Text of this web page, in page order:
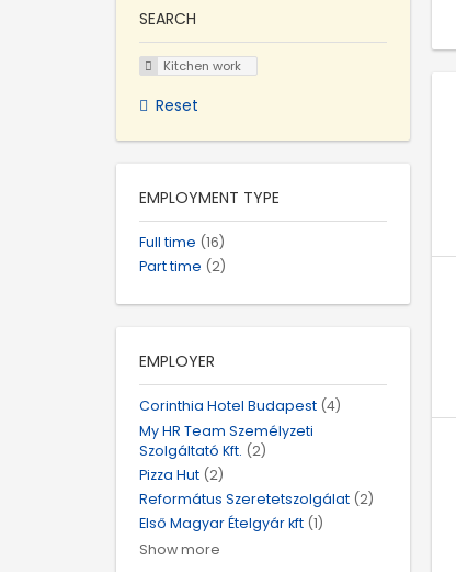
SEARCH
Kitchen work
Reset
EMPLOYMENT TYPE
Full time (16)
Part time (2)
EMPLOYER
Corinthia Hotel Budapest (4)
My HR Team Személyzeti
Szolgáltató Kft. (2)
Pizza Hut (2)
Református Szeretetszolgálat (2)
Első Magyar Ételgyár kft (1)
Show more